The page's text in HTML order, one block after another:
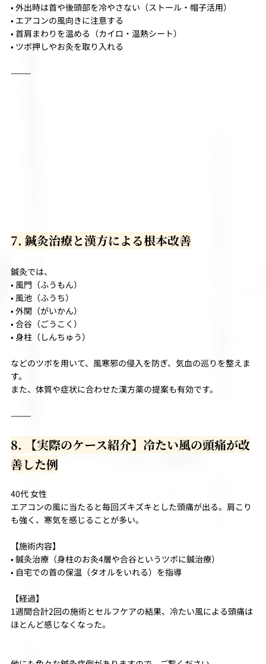
• 外出時は首や後頭部を冷やさない（ストール・帽子活用）
• エアコンの風向きに注意する
• 首肩まわりを温める（カイロ・温熱シート）
• ツボ押しやお灸を取り入れる
⸻
7. 鍼灸治療と漢方による根本改善
鍼灸では、
• 風門（ふうもん）
• 風池（ふうち）
• 外関（がいかん）
• 合谷（ごうこく）
• 身柱（しんちゅう）
などのツボを用いて、風寒邪の侵入を防ぎ、気血の巡りを整えま
す。
また、体質や症状に合わせた漢方薬の提案も有効です。
⸻
8. 【実際のケース紹介】冷たい風の頭痛が改
善した例
40代 女性
エアコンの風に当たると毎回ズキズキとした頭痛が出る。肩こり
も強く、寒気を感じることが多い。
【施術内容】
• 鍼灸治療（身柱のお灸4層や合谷というツボに鍼治療）
• 自宅での首の保温（タオルをいれる）を指導
【経過】
1週間合計2回の施術とセルフケアの結果、冷たい風による頭痛は
ほとんど感じなくなった。